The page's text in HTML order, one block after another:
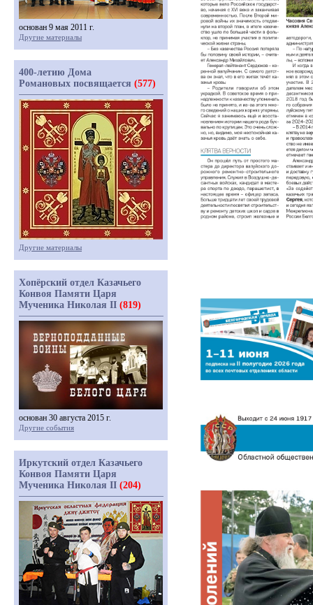
основан 9 мая 2011 г.
Другие материалы
400-летию Дома
Романовых посвящается (577)
Другие материалы
Хопёрский отдел Казачьего
Конвоя Памяти Царя
Мученика Николая II (819)
основан 30 августа 2015 г.
Другие события
Иркутский отдел Казачьего
Конвоя Памяти Царя
Мученика Николая II (204)